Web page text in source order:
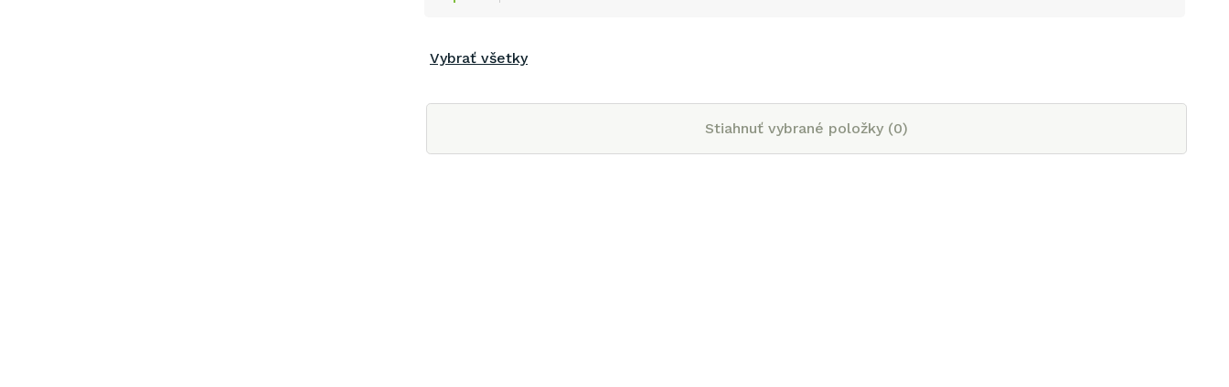
Vybrať všetky
Stiahnuť vybrané položky (0)